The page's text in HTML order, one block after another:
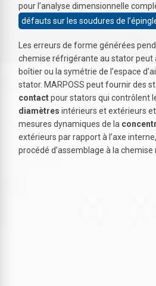
pour l’analyse dimensionnelle
défauts sur les soudures de
Les erreurs de forme générées
chemise réfrigérante au stator peut
boîtier ou la symétrie de l’espace
stator. MARPOSS peut fournir des
contactpour stators qui contrôlent
diamètres intérieurs et extérieurs
mesures dynamiques de la
extérieurs par rapport à l’axe
procédé d’assemblage à la chemise